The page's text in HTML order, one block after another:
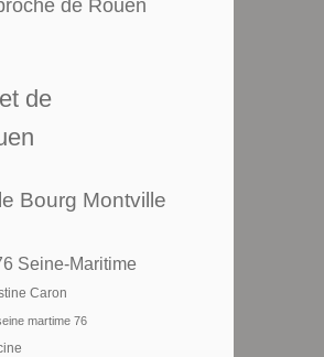
de Rouen
de
Bourg Montville
Seine-Maritime
Caron
martime 76